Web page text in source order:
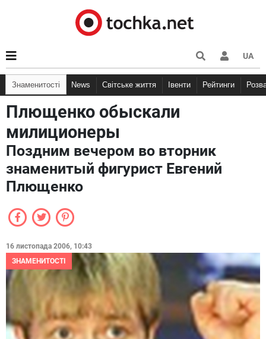
UA
Знаменитості News Світське життя Івенти Рейтинги
Плющенко обыскали
милиционеры
Поздним вечером во вторник
знаменитый фигурист Евгений
Плющенко
16 листопада 2006, 10:43
ЗНАМЕНИТОСТІ